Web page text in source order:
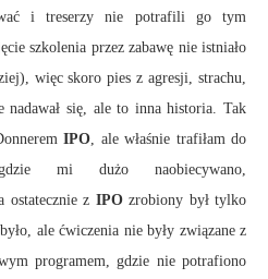
i treserzy nie potrafili go tym
szkolenia przez zabawę nie istniało
więc skoro pies z agresji, strachu,
nadawał się, ale to inna historia. Tak
IPO , ale właśnie trafiłam do
mi dużo naobiecywano,
ostatecznie z IPOzrobiony był tylko
ale ćwiczenia nie były związane z
programem, gdzie nie potrafiono